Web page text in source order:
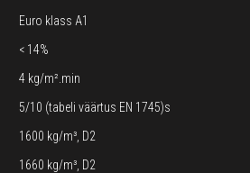
Euro klass A1
< 14%
4 kg/m².min
5/10 (tabeli väärtus EN 1745)s
1600 kg/m³, D2
1660 kg/m³, D2